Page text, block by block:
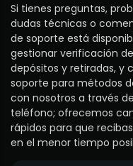
Si tienes preguntas,
dudas técnicas o
de soporte está
gestionar verificación
depósitos y retiradas, y
soporte para métodos
con nosotros a través
teléfono; ofrecemos
rápidos para que
en el menor tiempo